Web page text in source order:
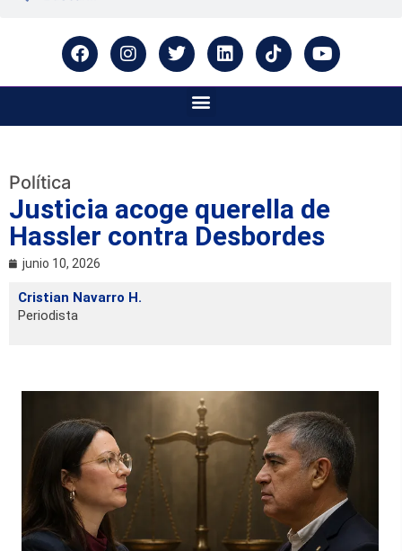
Política
Justicia acoge querella de
Hassler contra Desbordes
junio 10, 2026
Cristian Navarro H.
Periodista